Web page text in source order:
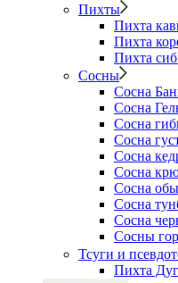
Пихты
Пихта
Пихта
Пихта
Сосны
Сосна
Сосна
Сосна
Сосна
Сосна
Сосна
Сосна
Сосна
Сосна
Сосны
Тсуги и
Пихта